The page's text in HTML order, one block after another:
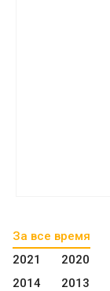
За все время
2021
2020
2014
2013